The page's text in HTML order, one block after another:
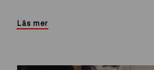
Läs mer